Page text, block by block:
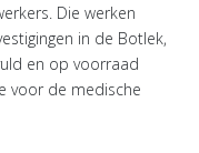
Die werken
in de Botlek,
en op voorraad
voor de medische